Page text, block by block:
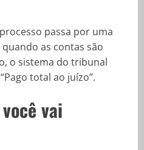
passa por uma
as contas são
o sistema do tribunal
total ao juízo”.
vai